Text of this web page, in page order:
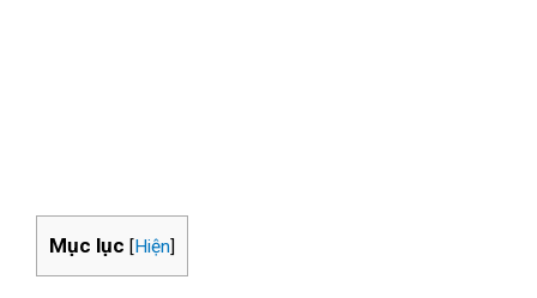
Mục lục [Hiện]